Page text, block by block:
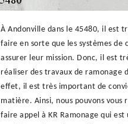
À Andonville dans le 45480, il est
faire en sorte que les systèmes de
assurer leur mission. Donc, il est
réaliser des travaux de ramonage
effet, il est très important de
matière. Ainsi, nous pouvons vous
faire appel à KR Ramonage qui est